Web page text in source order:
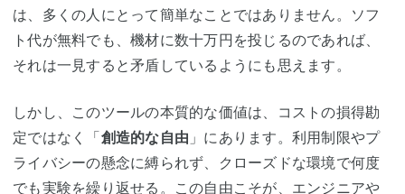
は、多くの人にとって簡単なことではありません。ソフ
ト代が無料でも、機材に数十万円を投じるのであれば、
それは一見すると矛盾しているようにも思えます。
しかし、このツールの本質的な価値は、コストの損得勘
定ではなく「創造的な自由 」にあります。利用制限やプ
ライバシーの懸念に縛られず、クローズドな環境で何度
でも実験を繰り返せる。この自由こそが、エンジニアや